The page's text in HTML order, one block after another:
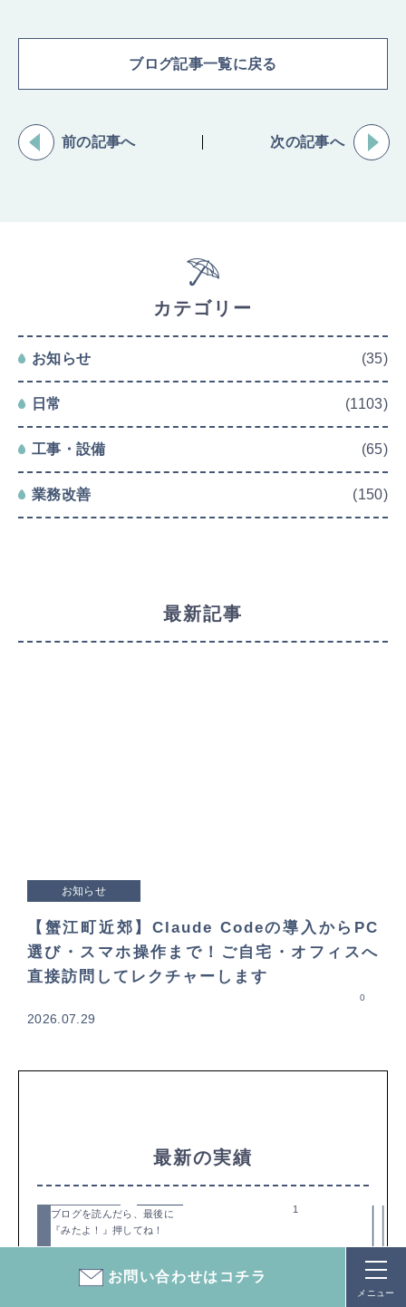
お問い合わせはコチラ
メニュー
ブログ記事一覧に戻る
前の記事へ 次の記事へ
カテゴリー
お知らせ (35)
日常 (1103)
工事・設備 (65)
業務改善 (150)
最新記事
お知らせ
【蟹江町近郊】Claude Codeの導入からPC
選び・スマホ操作まで！ご自宅・オフィスへ
直接訪問してレクチャーします
2026.07.29
0
最新の実績
その他
新店舗スタートアッププロジェク
ブログを読んだら、最後に
『みたよ！』押してね！
1